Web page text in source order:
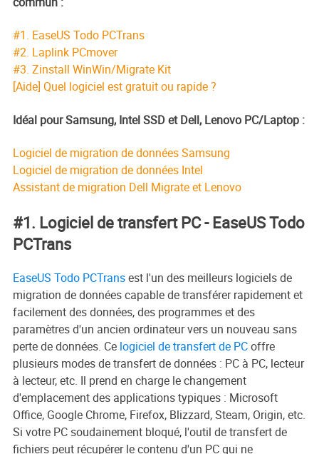
#1. EaseUS Todo PCTrans
#2. Laplink PCmover
#3. Zinstall WinWin/Migrate Kit
[Aide] Quel logiciel est gratuit ou rapide ?
Idéal pour Samsung, Intel SSD et Dell, Lenovo PC/Laptop :
Logiciel de migration de données Samsung
Logiciel de migration de données Intel
Assistant de migration Dell Migrate et Lenovo
#1. Logiciel de transfert PC - EaseUS Todo
PCTrans
EaseUS Todo PCTransest l'un des meilleurs logiciels de
migration de données capable de transférer rapidement et
facilement des données, des programmes et des
paramètres d'un ancien ordinateur vers un nouveau sans
perte de données. Ce logiciel de transfert de PCoffre
plusieurs modes de transfert de données : PC à PC, lecteur
à lecteur, etc. Il prend en charge le changement
d'emplacement des applications typiques : Microsoft
Office, Google Chrome, Firefox, Blizzard, Steam, Origin, etc.
Si votre PC soudainement bloqué, l'outil de transfert de
fichiers peut récupérer le contenu d'un PC qui ne